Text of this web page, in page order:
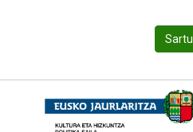
Sartu